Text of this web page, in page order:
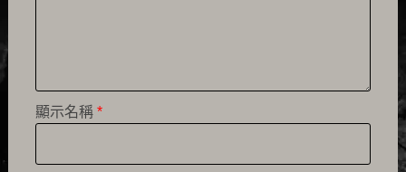
顯示名稱 *